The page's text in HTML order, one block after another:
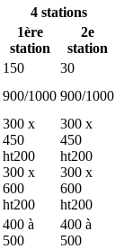
4 stations
1ère
station
2e
station
150
30
900/1000 900/1000
300 x
450
ht200
300 x
600
ht200
300 x
450
ht200
300 x
600
ht200
400 à
500
400 à
500